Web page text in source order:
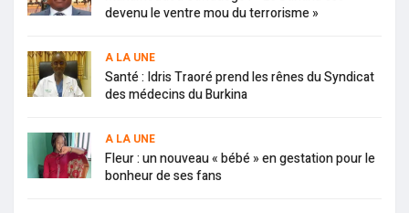
devenu le ventre mou du terrorisme »
A LA UNE
Santé : Idris Traoré prend les rênes du Syndicat
des médecins du Burkina
A LA UNE
Fleur : un nouveau « bébé » en gestation pour le
bonheur de ses fans